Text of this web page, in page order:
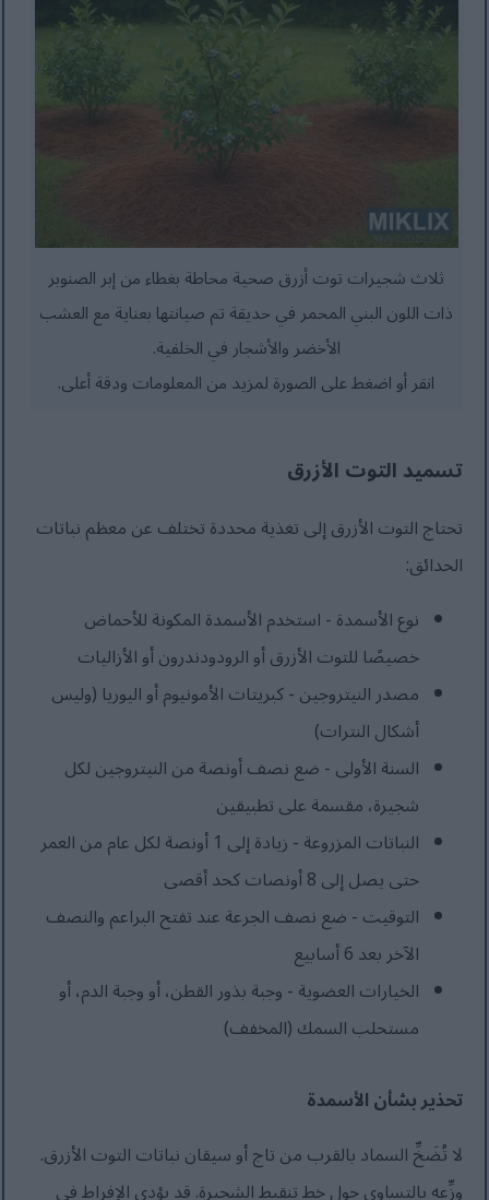
ثلاث شجيرات توت أزرق صحية محاطة بغطاء من إبر الصنوبر
ذات اللون البني المحمر في حديقة تم صيانتها بعناية مع العشب
الأخضر والأشجار في الخلفية.
انقر أو اضغط على الصورة لمزيد من المعلومات ودقة أعلى.
تسميد التوت الأزرق
تحتاج التوت الأزرق إلى تغذية محددة تختلف عن معظم نباتات
الحدائق:
نوع الأسمدة - استخدم الأسمدة المكونة للأحماض
خصيصًا للتوت الأزرق أو الرودودندرون أو الأزاليات
مصدر النيتروجين - كبريتات الأمونيوم أو اليوريا (وليس
أشكال النترات)
السنة الأولى - ضع نصف أونصة من النيتروجين لكل
شجيرة، مقسمة على تطبيقين
النباتات المزروعة - زيادة إلى 1 أونصة لكل عام من العمر
حتى يصل إلى 8 أونصات كحد أقصى
التوقيت - ضع نصف الجرعة عند تفتح البراعم والنصف
الآخر بعد 6 أسابيع
الخيارات العضوية - وجبة بذور القطن، أو وجبة الدم، أو
مستحلب السمك (المخفف)
تحذير بشأن الأسمدة
لا تُضَخِّ السماد بالقرب من تاج أو سيقان نباتات التوت الأزرق.
وزِّعه بالتساوي حول خط تنقيط الشجيرة. قد يؤدي الإفراط في